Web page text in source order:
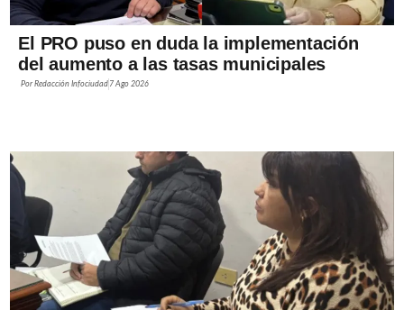
El PRO puso en duda la implementación
del aumento a las tasas municipales
PorRedacción Infociudad 7 Ago 2026